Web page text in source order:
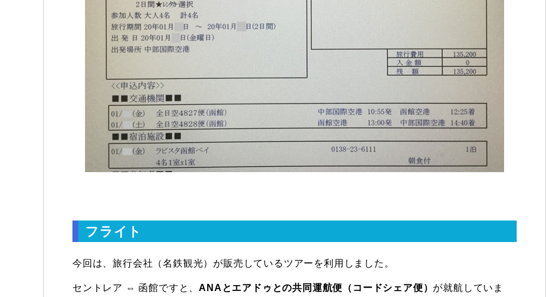
フライト
今回は、旅行会社（名鉄観光）が販売しているツアーを利用しました。
セントレア ⇔ 函館ですと、ANAとエアドゥとの共同運航便（コードシェア便） が就航していま